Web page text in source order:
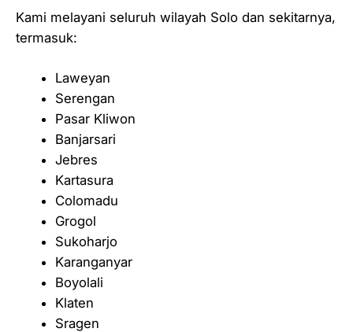
Kami melayani seluruh wilayah Solo dan sekitarnya,
termasuk:
Laweyan
Serengan
Pasar Kliwon
Banjarsari
Jebres
Kartasura
Colomadu
Grogol
Sukoharjo
Karanganyar
Boyolali
Klaten
Sragen